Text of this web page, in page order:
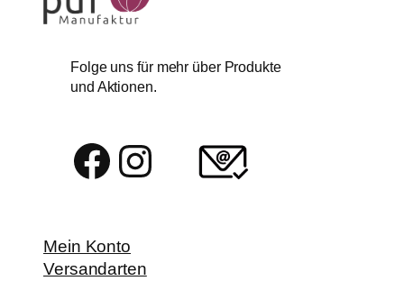
Folge uns für mehr über Produkte
und Aktionen.
Facebook Instagram
Mein Konto
Versandarten